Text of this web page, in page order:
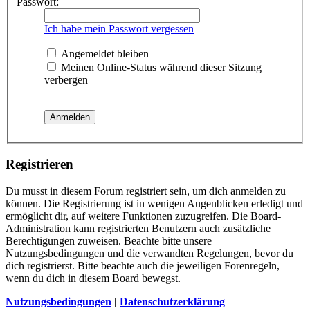
Ich habe mein Passwort vergessen
Angemeldet bleiben
Meinen Online-Status während dieser Sitzung
verbergen
Registrieren
Du musst in diesem Forum registriert sein, um dich anmelden zu
können. Die Registrierung ist in wenigen Augenblicken erledigt und
ermöglicht dir, auf weitere Funktionen zuzugreifen. Die Board-
Administration kann registrierten Benutzern auch zusätzliche
Berechtigungen zuweisen. Beachte bitte unsere
Nutzungsbedingungen und die verwandten Regelungen, bevor du
dich registrierst. Bitte beachte auch die jeweiligen Forenregeln,
wenn du dich in diesem Board bewegst.
Nutzungsbedingungen | Datenschutzerklärung